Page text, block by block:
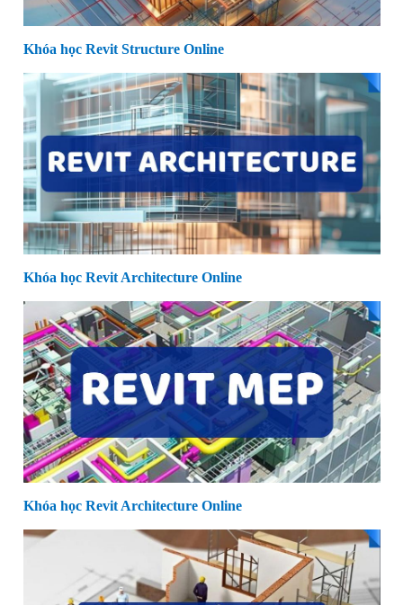
Khóa học Revit Structure Online
Khóa học Revit Architecture Online
Khóa học Revit Architecture Online